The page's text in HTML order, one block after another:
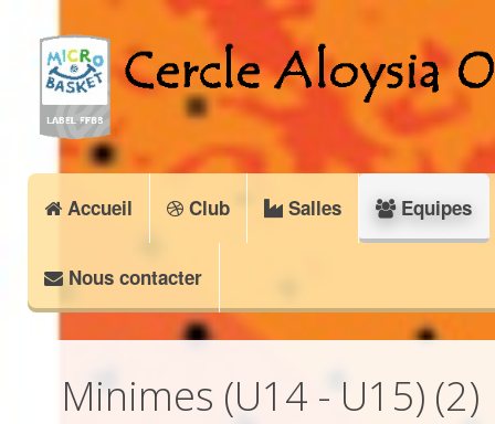
Accueil Club Salles Equipes
Nous contacter
Minimes (U14 - U15) (2)